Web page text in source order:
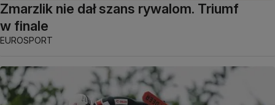
Zmarzlik nie dał szans rywalom. Triumf
w finale
EUROSPORT